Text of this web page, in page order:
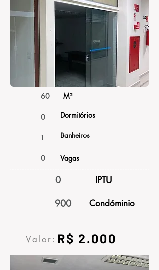
60 M²
0 Dormitórios
1 Banheiros
0 Vagas
0
IPTU
900
Condóminio
Valor: R$ 2.000